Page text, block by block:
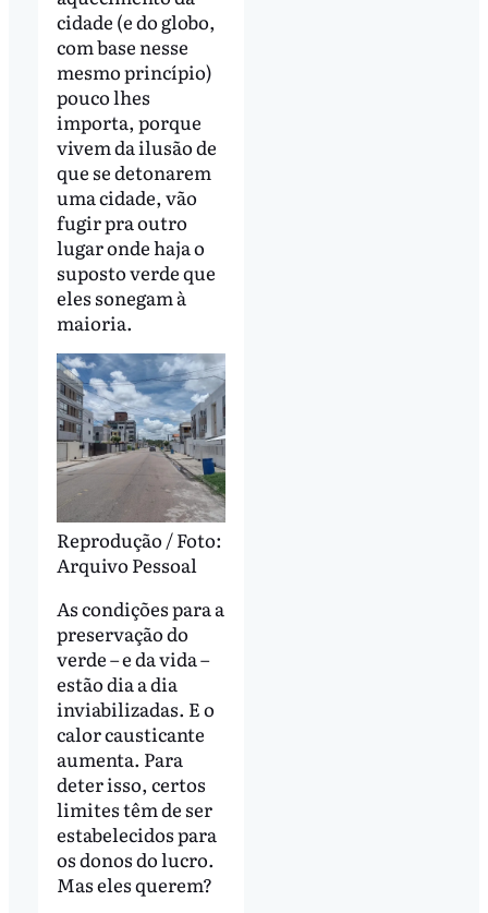
cidade (e do globo,
com base nesse
mesmo princípio)
pouco lhes
importa, porque
vivem da ilusão de
que se detonarem
uma cidade, vão
fugir pra outro
lugar onde haja o
suposto verde que
eles sonegam à
maioria.
Reprodução / Foto:
Arquivo Pessoal
As condições para a
preservação do
verde – e da vida –
estão dia a dia
inviabilizadas. E o
calor causticante
aumenta. Para
deter isso, certos
limites têm de ser
estabelecidos para
os donos do lucro.
Mas eles querem?